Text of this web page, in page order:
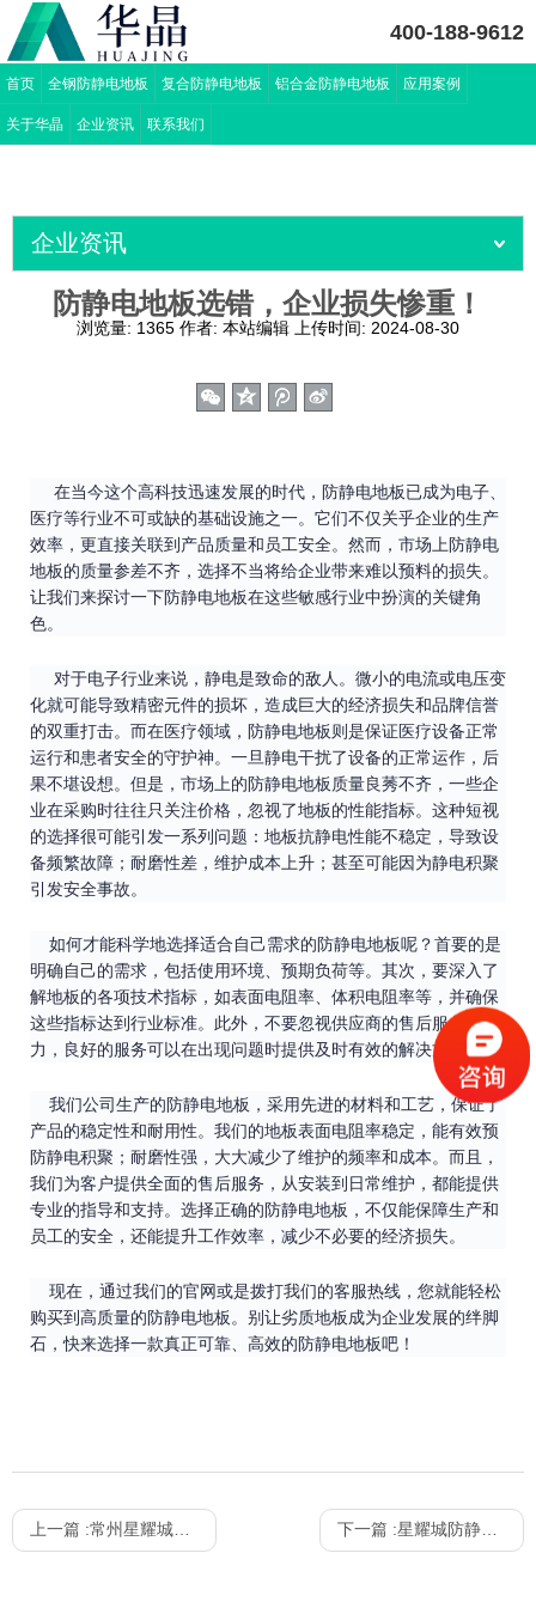
400-188-9612
首页 全钢防静电地板 复合防静电地板 铝合金防静电地板 应用案例
关于华晶 企业资讯 联系我们
企业资讯
防静电地板选错，企业损失惨重！
浏览量: 1365 作者: 本站编辑 上传时间: 2024-08-30
在当今这个高科技迅速发展的时代，防静电地板已成为电子、
医疗等行业不可或缺的基础设施之一。它们不仅关乎企业的生产
效率，更直接关联到产品质量和员工安全。然而，市场上防静电
地板的质量参差不齐，选择不当将给企业带来难以预料的损失。
让我们来探讨一下防静电地板在这些敏感行业中扮演的关键角
色。
对于电子行业来说，静电是致命的敌人。微小的电流或电压变
化就可能导致精密元件的损坏，造成巨大的经济损失和品牌信誉
的双重打击。而在医疗领域，防静电地板则是保证医疗设备正常
运行和患者安全的守护神。一旦静电干扰了设备的正常运作，后
果不堪设想。但是，市场上的防静电地板质量良莠不齐，一些企
业在采购时往往只关注价格，忽视了地板的性能指标。这种短视
的选择很可能引发一系列问题：地板抗静电性能不稳定，导致设
备频繁故障；耐磨性差，维护成本上升；甚至可能因为静电积聚
引发安全事故。
如何才能科学地选择适合自己需求的防静电地板呢？首要的是
明确自己的需求，包括使用环境、预期负荷等。其次，要深入了
解地板的各项技术指标，如表面电阻率、体积电阻率等，并确保
这些指标达到行业标准。此外，不要忽视供应商的售后服务能
力，良好的服务可以在出现问题时提供及时有效的解决方案。
我们公司生产的防静电地板，采用先进的材料和工艺，保证了
产品的稳定性和耐用性。我们的地板表面电阻率稳定，能有效预
防静电积聚；耐磨性强，大大减少了维护的频率和成本。而且，
我们为客户提供全面的售后服务，从安装到日常维护，都能提供
专业的指导和支持。选择正确的防静电地板，不仅能保障生产和
员工的安全，还能提升工作效率，减少不必要的经济损失。
现在，通过我们的官网或是拨打我们的客服热线，您就能轻松
购买到高质量的防静电地板。别让劣质地板成为企业发展的绊脚
石，快来选择一款真正可靠、高效的防静电地板吧！
上一篇 :常州星耀城大动作！揭秘防静电地板施工的背后故事 下一篇 :星耀城防静电地板完美收工：品质生活的极致享受！